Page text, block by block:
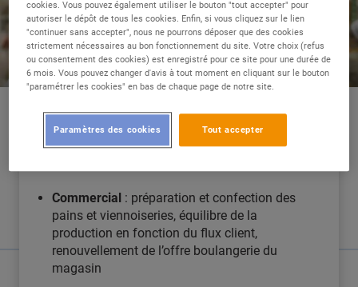
Commercial : préparation et confection des
pains et viennoiseries, équilibre de la
production en fonction du flux client,
renouvellement de l’offre boulangerie du
magasin
cookies. Vous pouvez également utiliser le bouton "tout accepter" pour
autoriser le dépôt de tous les cookies. Enfin, si vous cliquez sur le lien
"continuer sans accepter", nous ne pourrons déposer que des cookies
strictement nécessaires au bon fonctionnement du site. Votre choix (refus
ou consentement des cookies) est enregistré pour ce site pour une durée de
6 mois. Vous pouvez changer d'avis à tout moment en cliquant sur le bouton
"paramétrer les cookies" en bas de chaque page de notre site.
Tout accepter
Paramètres des cookies